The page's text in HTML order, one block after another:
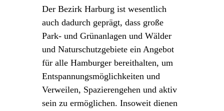
Der Bezirk Harburg ist wesentlich
auch dadurch geprägt, dass große
Park- und Grünanlagen und Wälder
und Naturschutzgebiete ein Angebot
für alle Hamburger bereithalten, um
Entspannungsmöglichkeiten und
Verweilen, Spazierengehen und aktiv
sein zu ermöglichen. Insoweit dienen